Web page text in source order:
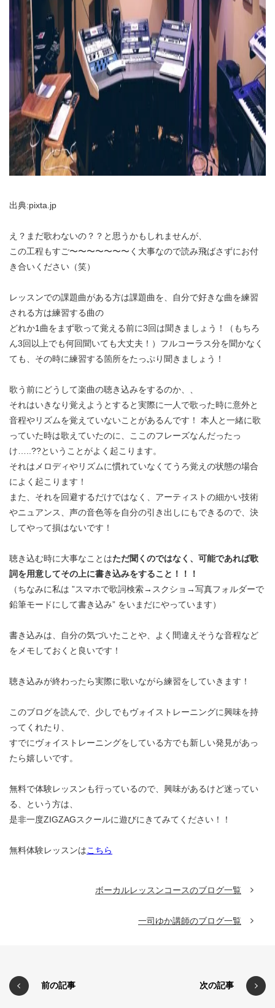
出典:pixta.jp
え？まだ歌わないの？？と思うかもしれませんが、
この工程もすご〜〜〜〜〜〜〜く大事なので読み飛ばさずにお付
き合いください（笑）
レッスンでの課題曲がある方は課題曲を、自分で好きな曲を練習
される方は練習する曲の
どれか1曲をまず歌って覚える前に3回は聞きましょう！（もちろ
ん3回以上でも何回聞いても大丈夫！）フルコーラス分を聞かなく
ても、その時に練習する箇所をたっぷり聞きましょう！
歌う前にどうして楽曲の聴き込みをするのか、、
それはいきなり覚えようとすると実際に一人で歌った時に意外と
音程やリズムを覚えていないことがあるんです！ 本人と一緒に歌
っていた時は歌えていたのに、ここのフレーズなんだったっ
け…..??ということがよく起こります。
それはメロディやリズムに慣れていなくてうろ覚えの状態の場合
によく起こります！
また、それを回避するだけではなく、アーティストの細かい技術
やニュアンス、声の音色等を自分の引き出しにもできるので、決
してやって損はないです！
聴き込む時に大事なことはただ聞くのではなく、可能であれば歌
詞を用意してその上に書き込みをすること！！！
（ちなみに私は ”スマホで歌詞検索→スクショ→写真フォルダーで
鉛筆モードにして書き込み” をいまだにやっています）
書き込みは、自分の気づいたことや、よく間違えそうな音程など
をメモしておくと良いです！
聴き込みが終わったら実際に歌いながら練習をしていきます！
このブログを読んで、少しでもヴォイストレーニングに興味を持
ってくれたり、
すでにヴォイストレーニングをしている方でも新しい発見があっ
たら嬉しいです。
無料で体験レッスンも行っているので、興味があるけど迷ってい
る、という方は、
是非一度ZIGZAGスクールに遊びにきてみてください！！
無料体験レッスンはこちら
ボーカルレッスンコースのブログ一覧
一司ゆか講師のブログ一覧
前の記事 次の記事